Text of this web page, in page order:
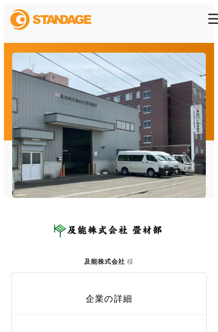
及能株式会社 様
企業の詳細